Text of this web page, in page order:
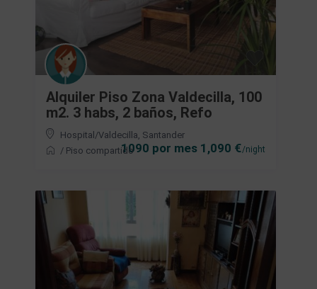
1090 por mes 1,090 €/night
Alquiler Piso Zona Valdecilla, 100
m2. 3 habs, 2 baños, Refo
Hospital/Valdecilla Santander
/ Piso compartido